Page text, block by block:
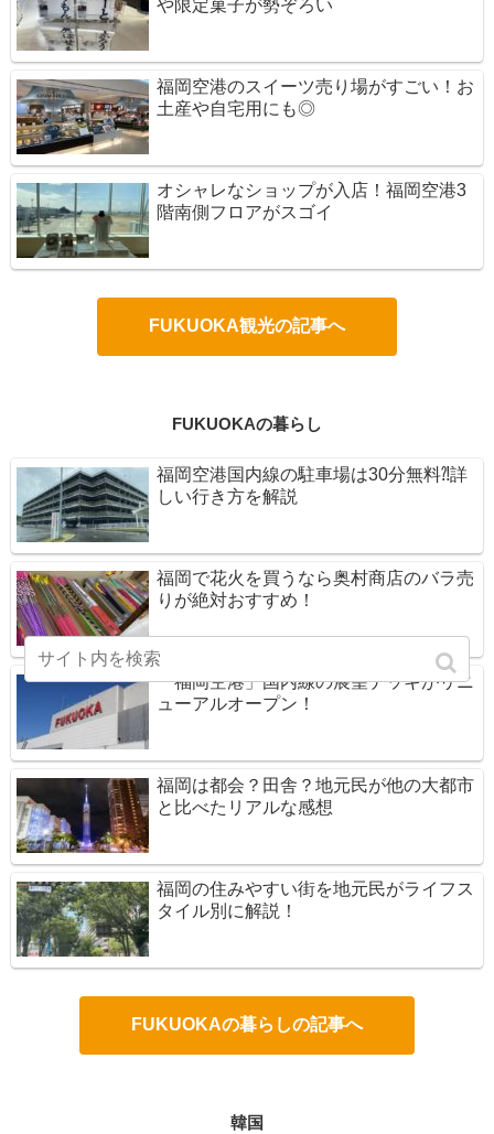
や限定菓子が勢ぞろい
福岡空港のスイーツ売り場がすごい！お
土産や自宅用にも◎
オシャレなショップが入店！福岡空港3
階南側フロアがスゴイ
FUKUOKA観光の記事へ
FUKUOKAの暮らし
福岡空港国内線の駐車場は30分無料⁈詳
しい行き方を解説
福岡で花火を買うなら奥村商店のバラ売
りが絶対おすすめ！
「福岡空港」国内線の展望デッキがリニ
ューアルオープン！
福岡は都会？田舎？地元民が他の大都市
と比べたリアルな感想
福岡の住みやすい街を地元民がライフス
タイル別に解説！
FUKUOKAの暮らしの記事へ
韓国